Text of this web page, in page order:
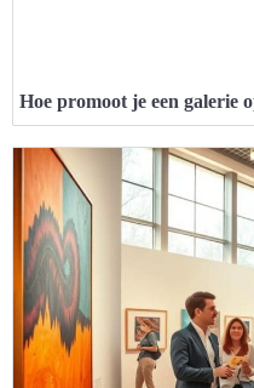
Hoe promoot je een galerie